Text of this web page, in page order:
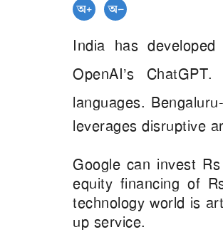
India has
OpenAI’s
languages.
leverages disruptive
Google can invest
equity financing of
technology world is
up service.